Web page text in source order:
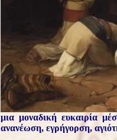
μια μοναδική ευκαιρία
ανανέωση, εγρήγορση,